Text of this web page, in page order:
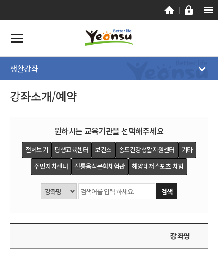
강좌소개/예약
생활강좌
원하시는 교육기관을 선택해주세요
전체보기 평생교육센터 보건소 송도건강생활지원센터
기타
주민자치센터
전통음식문화체험관 해양레저스포츠 체험
강좌명